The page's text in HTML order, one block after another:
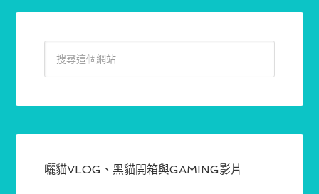
曬貓VLOG、黑貓開箱與GAMING影片